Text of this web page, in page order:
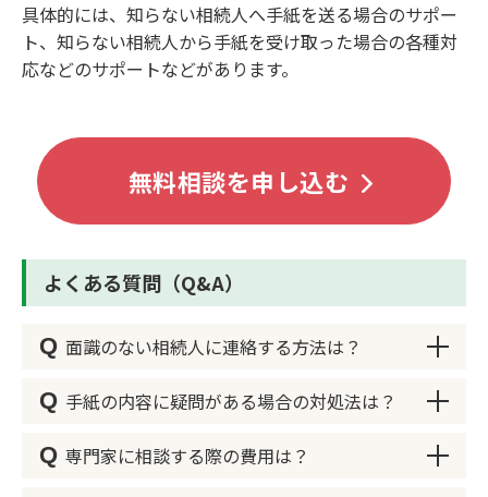
具体的には、知らない相続人へ手紙を送る場合のサポー
ト、知らない相続人から手紙を受け取った場合の各種対
応などのサポートなどがあります。
無料相談を申し込む
よくある質問（Q&A）
Q 面識のない相続人に連絡する方法は？
面識のない相続人に連絡する方法としては、手紙
が最も一般的です。手紙を通じて、相続の概要や
自分の連絡先を伝え、具体的な相談内容を明示す
Q 手紙の内容に疑問がある場合の対処法は？
手紙の内容に疑問がある場合、まずは送信者に連
Q 専門家に相談する際の費用は？